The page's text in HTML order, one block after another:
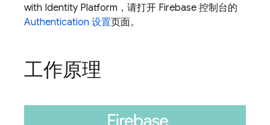
with Identity Platform ，请打开 Firebase 控制台的
Authentication 设置页面。
工作原理